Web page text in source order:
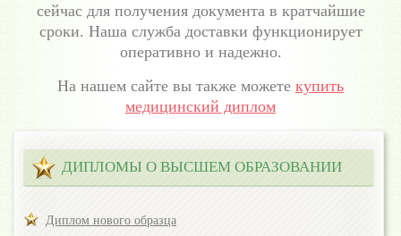
сейчас для получения документа в кратчайшие
сроки. Наша служба доставки функционирует
оперативно и надежно.
На нашем сайте вы также можете купить
медицинский диплом
ДИПЛОМЫ О ВЫСШЕМ ОБРАЗОВАНИИ
Диплом нового образца